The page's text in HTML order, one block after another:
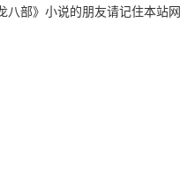
八部》小说的朋友请记住本站网